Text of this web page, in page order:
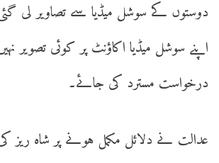
دوستوں کے سوشل میڈیا سے تصاویر لی
اپنے سوشل میڈیا اکاؤنٹ پر کوئی تصویر
درخواست مسترد کی جائے۔
عدالت نے دلائل مکمل ہونے پر شاہ ریز